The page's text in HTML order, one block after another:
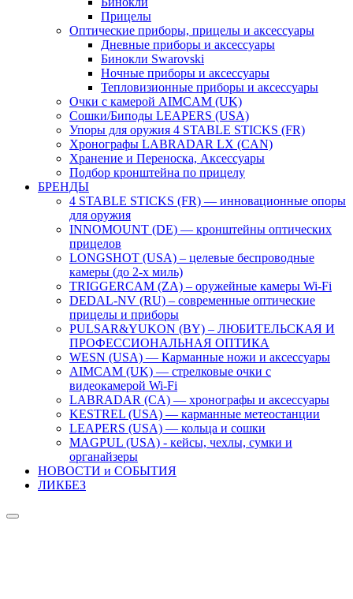
Прицелы
Оптические приборы, прицелы и аксессуары
Дневные приборы и аксессуары
Бинокли Swarovski
Ночные приборы и аксессуары
Тепловизионные приборы и аксессуары
Очки с камерой AIMCAM (UK)
Сошки/Биподы LEAPERS (USA)
Упоры для оружия 4 STABLE STICKS (FR)
Хронографы LABRADAR LX (CAN)
Хранение и Переноска, Аксессуары
Подбор кронштейна по прицелу
БРЕНДЫ
4 STABLE STICKS (FR) — инновационные опоры
для оружия
INNOMOUNT (DE) — кронштейны оптических
прицелов
LONGSHOT (USA) – целевые беспроводные
камеры (до 2-х миль)
TRIGGERCAM (ZA) – оружейные камеры Wi-Fi
DEDAL-NV (RU) – современные оптические
прицелы и приборы
PULSAR&YUKON (BY) – ЛЮБИТЕЛЬСКАЯ И
ПРОФЕССИОНАЛЬНАЯ ОПТИКА
WESN (USA) — Карманные ножи и аксессуары
AIMCAM (UK) — стрелковые очки с
видеокамерой Wi-Fi
LABRADAR (CA) — хронографы и аксессуары
KESTREL (USA) — карманные метеостанции
LEAPERS (USA) — кольца и сошки
MAGPUL (USA) - кейсы, чехлы, сумки и
органайзеры
НОВОСТИ и СОБЫТИЯ
ЛИКБЕЗ